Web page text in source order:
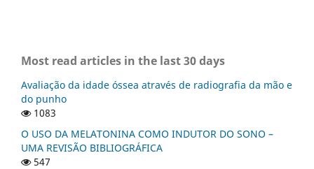
Most read articles in the last 30 days
Avaliação da idade óssea através de radiografia da mão e
do punho
1083
O USO DA MELATONINA COMO INDUTOR DO SONO –
UMA REVISÃO BIBLIOGRÁFICA
547